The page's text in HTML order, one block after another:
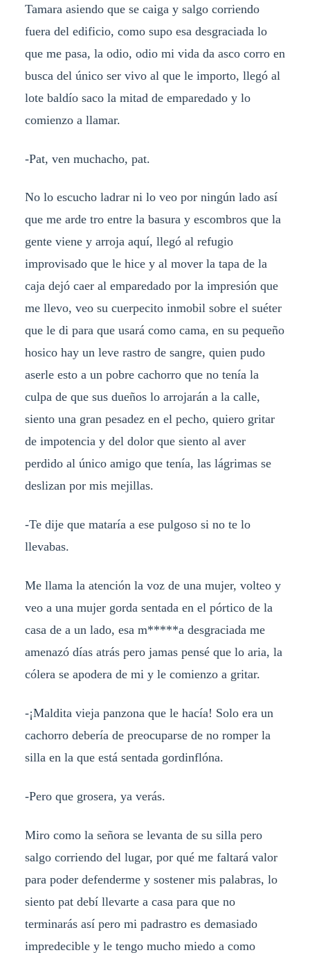
Tamara asiendo que se caiga y salgo corriendo
fuera del edificio, como supo esa desgraciada lo
que me pasa, la odio, odio mi vida da asco corro en
busca del único ser vivo al que le importo, llegó al
lote baldío saco la mitad de emparedado y lo
comienzo a llamar.
-Pat, ven muchacho, pat.
No lo escucho ladrar ni lo veo por ningún lado así
que me arde tro entre la basura y escombros que la
gente viene y arroja aquí, llegó al refugio
improvisado que le hice y al mover la tapa de la
caja dejó caer al emparedado por la impresión que
me llevo, veo su cuerpecito inmobil sobre el suéter
que le di para que usará como cama, en su pequeño
hosico hay un leve rastro de sangre, quien pudo
aserle esto a un pobre cachorro que no tenía la
culpa de que sus dueños lo arrojarán a la calle,
siento una gran pesadez en el pecho, quiero gritar
de impotencia y del dolor que siento al aver
perdido al único amigo que tenía, las lágrimas se
deslizan por mis mejillas.
-Te dije que mataría a ese pulgoso si no te lo
llevabas.
Me llama la atención la voz de una mujer, volteo y
veo a una mujer gorda sentada en el pórtico de la
casa de a un lado, esa m*****a desgraciada me
amenazó días atrás pero jamas pensé que lo aria, la
cólera se apodera de mi y le comienzo a gritar.
-¡Maldita vieja panzona que le hacía! Solo era un
cachorro debería de preocuparse de no romper la
silla en la que está sentada gordinflóna.
-Pero que grosera, ya verás.
Miro como la señora se levanta de su silla pero
salgo corriendo del lugar, por qué me faltará valor
para poder defenderme y sostener mis palabras, lo
siento pat debí llevarte a casa para que no
terminarás así pero mi padrastro es demasiado
impredecible y le tengo mucho miedo a como